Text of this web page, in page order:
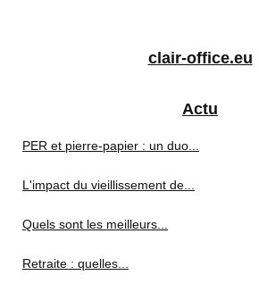
clair-office.eu
Actu
PER et pierre-papier : un duo...
L'impact du vieillissement de...
Quels sont les meilleurs...
Retraite : quelles...